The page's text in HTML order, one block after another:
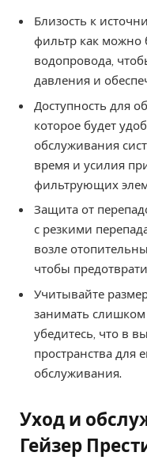
Близость к
фильтр как можно
водопровода,
давления и
Доступность для
которое будет
обслуживания
время и усилия
фильтрующих
Защита от
с резкими
возле
чтобы
Учитывайте
занимать слишком
убедитесь, что в
пространства для
обслуживания.
Уход и
Гейзер